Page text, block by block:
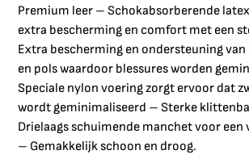
Premium leer – Schokabsorberende
extra bescherming en comfort met een
Extra bescherming en ondersteuning
en pols waardoor blessures worden
Speciale nylon voering zorgt ervoor dat
wordt geminimaliseerd – Sterke
Drielaags schuimende manchet voor een
– Gemakkelijk schoon en droog.